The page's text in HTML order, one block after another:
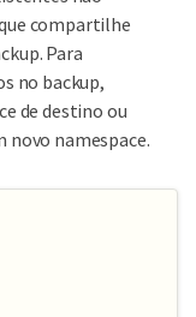
compartilhe
Para
no backup,
de destino ou
novo namespace.